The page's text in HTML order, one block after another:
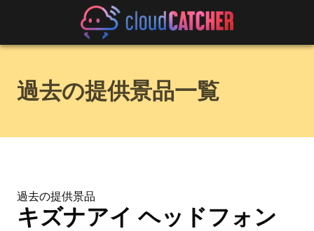
過去の提供景品一覧
過去の提供景品
キズナアイ ヘッドフォン